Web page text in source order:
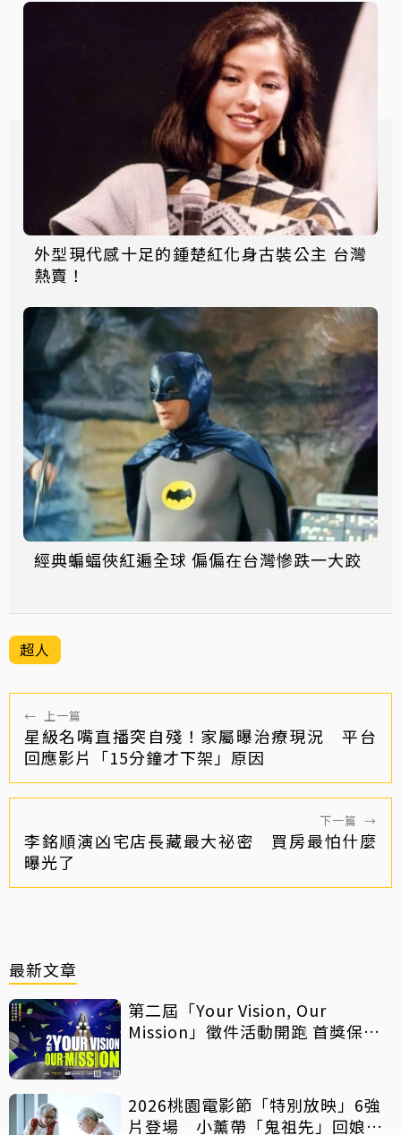
外型現代感十足的鍾楚紅化身古裝公主 台灣
熱賣！
經典蝙蝠俠紅遍全球 偏偏在台灣慘跌一大跤
超人
← 上一篇
星級名嘴直播突自殘！家屬曝治療現況 平台
回應影片「15分鐘才下架」原因
下一篇 →
李銘順演凶宅店長藏最大祕密 買房最怕什麼
曝光了
最新文章
第二屆「Your Vision, Our
Mission」徵件活動開跑 首獎保證
2026桃園電影節「特別放映」6強
片登場 小薰帶「鬼祖先」回娘